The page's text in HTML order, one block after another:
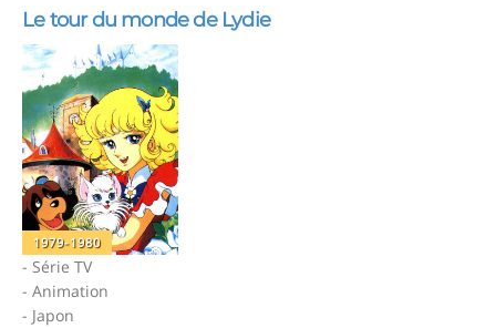
Le tour du monde de Lydie
1979-1980
- Série TV
- Animation
- Japon